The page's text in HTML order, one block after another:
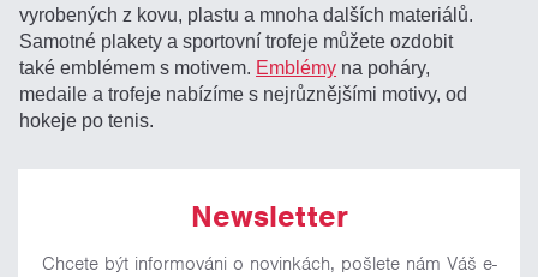
vyrobených z kovu, plastu a mnoha dalších materiálů.
Samotné plakety a sportovní trofeje můžete ozdobit
také emblémem s motivem. Emblémy na poháry,
medaile a trofeje nabízíme s nejrůznějšími motivy, od
hokeje po tenis.
Newsletter
Chcete být informováni o novinkách, pošlete nám Váš e-